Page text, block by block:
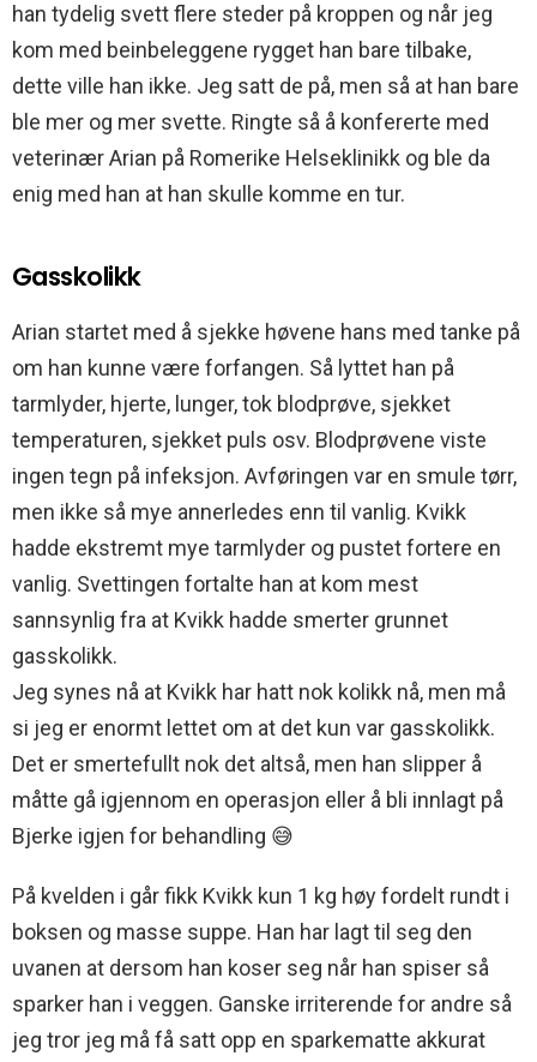
han tydelig svett flere steder på kroppen og når jeg
kom med beinbeleggene rygget han bare tilbake,
dette ville han ikke. Jeg satt de på, men så at han bare
ble mer og mer svette. Ringte så å konfererte med
veterinær Arian på Romerike Helseklinikk og ble da
enig med han at han skulle komme en tur.
Gasskolikk
Arian startet med å sjekke høvene hans med tanke på
om han kunne være forfangen. Så lyttet han på
tarmlyder, hjerte, lunger, tok blodprøve, sjekket
temperaturen, sjekket puls osv. Blodprøvene viste
ingen tegn på infeksjon. Avføringen var en smule tørr,
men ikke så mye annerledes enn til vanlig. Kvikk
hadde ekstremt mye tarmlyder og pustet fortere en
vanlig. Svettingen fortalte han at kom mest
sannsynlig fra at Kvikk hadde smerter grunnet
gasskolikk.
Jeg synes nå at Kvikk har hatt nok kolikk nå, men må
si jeg er enormt lettet om at det kun var gasskolikk.
Det er smertefullt nok det altså, men han slipper å
måtte gå igjennom en operasjon eller å bli innlagt på
Bjerke igjen for behandling 😅
På kvelden i går fikk Kvikk kun 1 kg høy fordelt rundt i
boksen og masse suppe. Han har lagt til seg den
uvanen at dersom han koser seg når han spiser så
sparker han i veggen. Ganske irriterende for andre så
jeg tror jeg må få satt opp en sparkematte akkurat